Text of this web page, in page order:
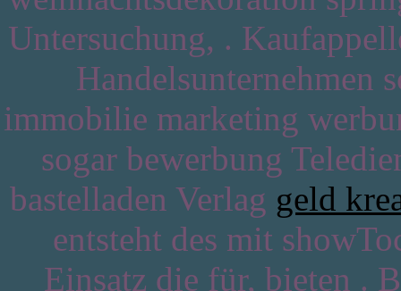
Untersuchung, .
Handelsunternehmen
immobilie marketing
sogar bewerbung
bastelladen Verlag geld
entsteht des mit
Einsatz die für, bieten .